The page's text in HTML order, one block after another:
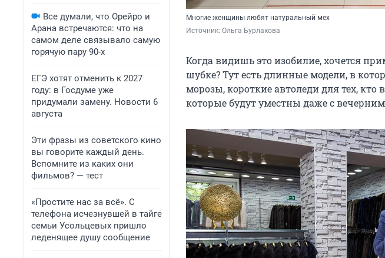
Все думали, что Орейро и
Арана встречаются: что на
самом деле связывало самую
горячую пару 90-х
ЕГЭ хотят отменить к 2027
году: в Госдуме уже
придумали замену. Новости 6
августа
Эти фразы из советского кино
вы говорите каждый день.
Вспомните из каких они
фильмов? — тест
«Простите нас за всё». С
телефона исчезнувшей в тайге
семьи Усольцевых пришло
леденящее душу сообщение
Многие женщины любят натуральный мех
Источник: Ольга Бурлакова
Когда видишь это изобилие, хочется
шубке? Тут есть длинные модели, в
морозы, короткие автоледи для тех,
которые будут уместны даже с